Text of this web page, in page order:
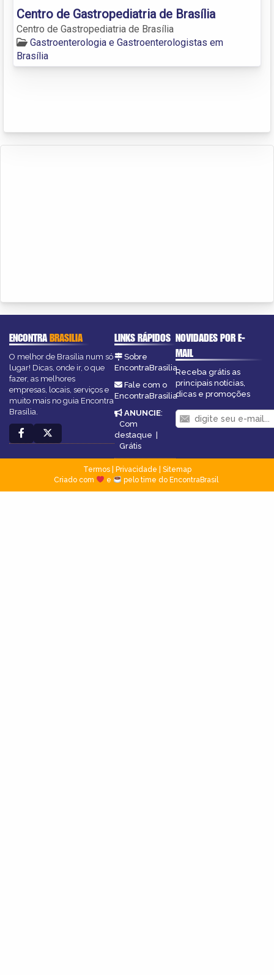
Centro de Gastropediatria de Brasília
Centro de Gastropediatria de Brasília
Gastroenterologia e Gastroenterologistas em
Brasília
ENCONTRABRASILIA
O melhor de Brasília num só
lugar! Dicas, onde ir, o que
fazer, as melhores
empresas, locais, serviços e
muito mais no guia Encontra
Brasília.
LINKS RÁPIDOS
Sobre
EncontraBrasilia
Fale com o
EncontraBrasilia
ANUNCIE:
Com
destaque |
Grátis
NOVIDADES POR E-
MAIL
Receba grátis as
principais notícias,
dicas e promoções
Termos| Privacidade
Sitemap
Criado com
e pelo time do EncontraBrasil